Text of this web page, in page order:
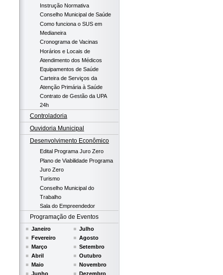
Instrução Normativa
Conselho Municipal de Saúde
Como funciona o SUS em
Medianeira
Cronograma de Vacinas
Horários e Locais de
Atendimento dos Médicos
Equipamentos de Saúde
Carteira de Serviços da
Atenção Primária à Saúde
Contrato de Gestão da UPA
24h
Controladoria
Ouvidoria Municipal
Desenvolvimento Econômico
Edital Programa Juro Zero
Plano de Viabilidade Programa
Juro Zero
Turismo
Conselho Municipal do
Trabalho
Sala do Empreendedor
Programação de Eventos
Janeiro
Fevereiro
Março
Abril
Maio
Junho
Julho
Agosto
Setembro
Outubro
Novembro
Dezembro